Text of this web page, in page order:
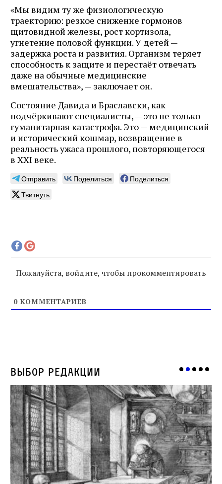
«Мы видим ту же физиологическую
траекторию: резкое снижение гормонов
щитовидной железы, рост кортизола,
угнетение половой функции. У детей —
задержка роста и развития. Организм теряет
способность к защите и перестаёт отвечать
даже на обычные медицинские
вмешательства», — заключает он.
Состояние Давида и Браславски, как
подчёркивают специалисты, — это не только
гуманитарная катастрофа. Это — медицинский
и исторический кошмар, возвращение в
реальность ужаса прошлого, повторяющегося
в XXI веке.
Отправить Поделиться
Поделиться
Твитнуть
Пожалуйста, войдите, чтобы прокомментировать
0 КОММЕНТАРИЕВ
Выбор редакции